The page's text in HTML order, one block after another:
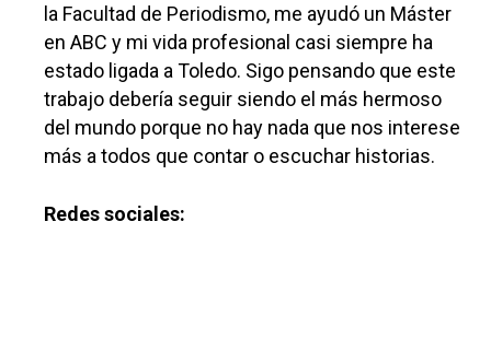
la Facultad de Periodismo, me ayudó un Máster
en ABC y mi vida profesional casi siempre ha
estado ligada a Toledo. Sigo pensando que este
trabajo debería seguir siendo el más hermoso
del mundo porque no hay nada que nos interese
más a todos que contar o escuchar historias.
Redes sociales:
Castilla-La
Toledo
Ciudad Real
Albacete
Cuenca
Sanidad
Economía
Educación